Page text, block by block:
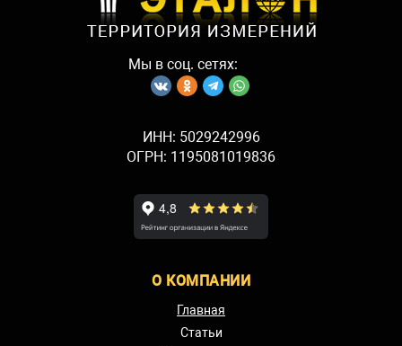
Мы в соц. сетях:
ИНН: 5029242996
ОГРН: 1195081019836
О КОМПАНИИ
Главная
Статьи